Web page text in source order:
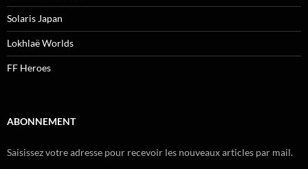
Solaris Japan
Lokhlaë Worlds
FF Heroes
ABONNEMENT
Saisissez votre adresse pour recevoir les nouveaux articles par mail.